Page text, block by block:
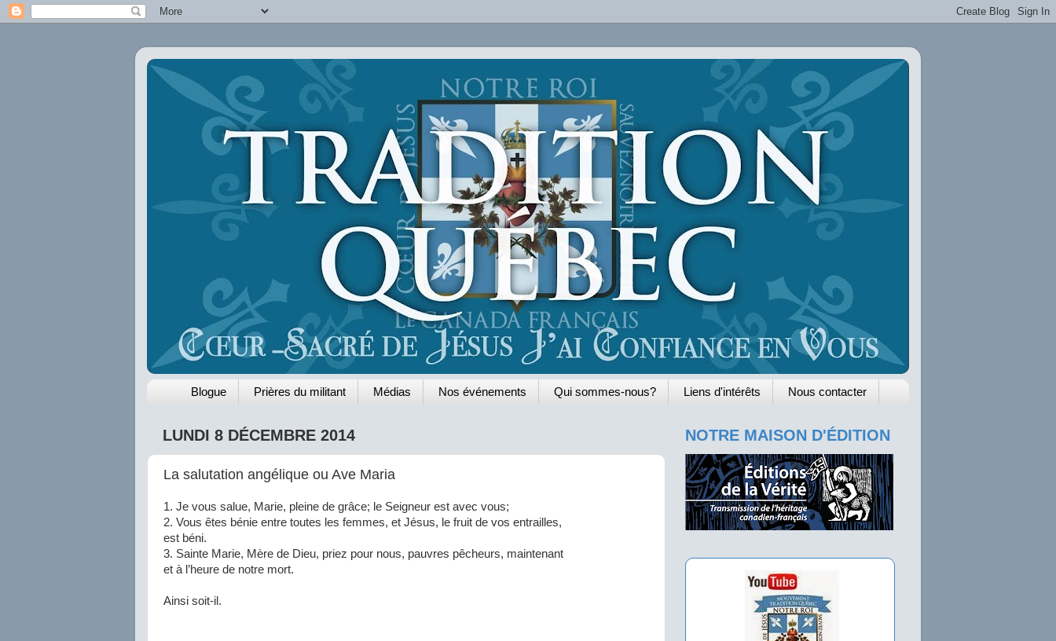
Blogue Prières du militant Médias Nos événements Qui sommes-nous? Liens d'intérêts Nous contacter
LUNDI 8 DÉCEMBRE 2014
La salutation angélique ou Ave Maria
1. Je vous salue, Marie, pleine de grâce; le Seigneur est avec vous;
2. Vous êtes bénie entre toutes les femmes, et Jésus, le fruit de vos entrailles,
est béni.
3. Sainte Marie, Mère de Dieu, priez pour nous, pauvres pêcheurs, maintenant
et à l’heure de notre mort.
Ainsi soit-il.
NOTRE MAISON D'ÉDITION